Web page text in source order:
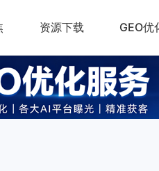
资源下载 GEO优